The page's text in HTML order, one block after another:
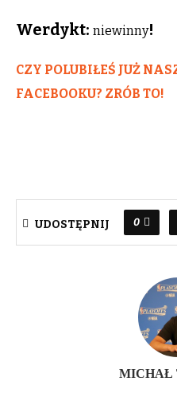
Werdykt: niewinny!
CZY POLUBIŁEŚ JUŻ
FACEBOOKU? ZRÓB TO!
UDOSTĘPNIJ 0
MICHAŁ